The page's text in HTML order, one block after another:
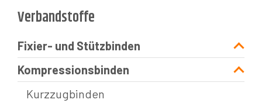
Verbandstoffe
Fixier- und Stützbinden
Kompressionsbinden
Kurzzugbinden